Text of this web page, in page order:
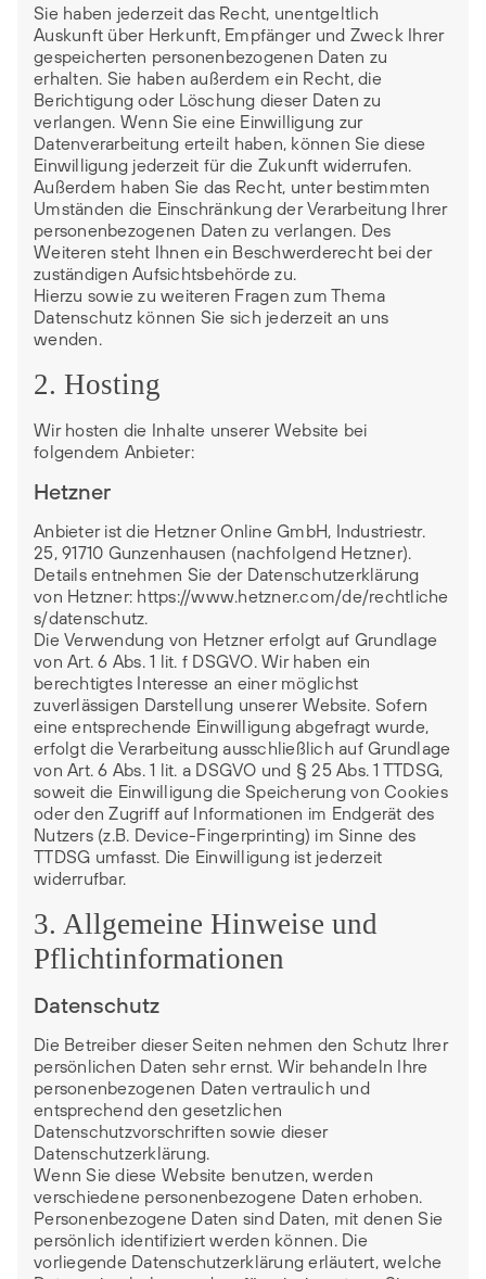
Sie haben jederzeit das Recht, unentgeltlich
Auskunft über Herkunft, Empfänger und Zweck Ihrer
gespeicherten personenbezogenen Daten zu
erhalten. Sie haben außerdem ein Recht, die
Berichtigung oder Löschung dieser Daten zu
verlangen. Wenn Sie eine Einwilligung zur
Datenverarbeitung erteilt haben, können Sie diese
Einwilligung jederzeit für die Zukunft widerrufen.
Außerdem haben Sie das Recht, unter bestimmten
Umständen die Einschränkung der Verarbeitung Ihrer
personenbezogenen Daten zu verlangen. Des
Weiteren steht Ihnen ein Beschwerderecht bei der
zuständigen Aufsichtsbehörde zu.
Hierzu sowie zu weiteren Fragen zum Thema
Datenschutz können Sie sich jederzeit an uns
wenden.
2. Hosting
Wir hosten die Inhalte unserer Website bei
folgendem Anbieter:
Hetzner
Anbieter ist die Hetzner Online GmbH, Industriestr.
25, 91710 Gunzenhausen (nachfolgend Hetzner).
Details entnehmen Sie der Datenschutzerklärung
von Hetzner: https://www.hetzner.com/de/rechtliche
s/datenschutz.
Die Verwendung von Hetzner erfolgt auf Grundlage
von Art. 6 Abs. 1 lit. f DSGVO. Wir haben ein
berechtigtes Interesse an einer möglichst
zuverlässigen Darstellung unserer Website. Sofern
eine entsprechende Einwilligung abgefragt wurde,
erfolgt die Verarbeitung ausschließlich auf Grundlage
von Art. 6 Abs. 1 lit. a DSGVO und § 25 Abs. 1 TTDSG,
soweit die Einwilligung die Speicherung von Cookies
oder den Zugriff auf Informationen im Endgerät des
Nutzers (z.B. Device-Fingerprinting) im Sinne des
TTDSG umfasst. Die Einwilligung ist jederzeit
widerrufbar.
3. Allgemeine Hinweise und
Pflichtinformationen
Datenschutz
Die Betreiber dieser Seiten nehmen den Schutz Ihrer
persönlichen Daten sehr ernst. Wir behandeln Ihre
personenbezogenen Daten vertraulich und
entsprechend den gesetzlichen
Datenschutzvorschriften sowie dieser
Datenschutzerklärung.
Wenn Sie diese Website benutzen, werden
verschiedene personenbezogene Daten erhoben.
Personenbezogene Daten sind Daten, mit denen Sie
persönlich identifiziert werden können. Die
vorliegende Datenschutzerklärung erläutert, welche